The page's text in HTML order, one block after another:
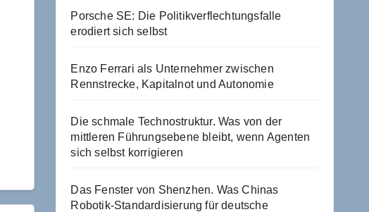
Porsche SE: Die Politikverflechtungsfalle
erodiert sich selbst
Enzo Ferrari als Unternehmer zwischen
Rennstrecke, Kapitalnot und Autonomie
Die schmale Technostruktur. Was von der
mittleren Führungsebene bleibt, wenn Agenten
sich selbst korrigieren
Das Fenster von Shenzhen. Was Chinas
Robotik-Standardisierung für deutsche